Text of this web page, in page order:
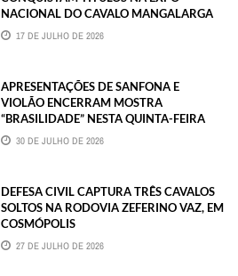
NACIONAL DO CAVALO MANGALARGA
17 DE JULHO DE 2026
APRESENTAÇÕES DE SANFONA E
VIOLÃO ENCERRAM MOSTRA
“BRASILIDADE” NESTA QUINTA-FEIRA
30 DE JULHO DE 2026
DEFESA CIVIL CAPTURA TRÊS CAVALOS
SOLTOS NA RODOVIA ZEFERINO VAZ, EM
COSMÓPOLIS
27 DE JULHO DE 2026